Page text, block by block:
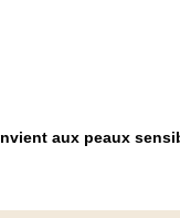
aux peaux